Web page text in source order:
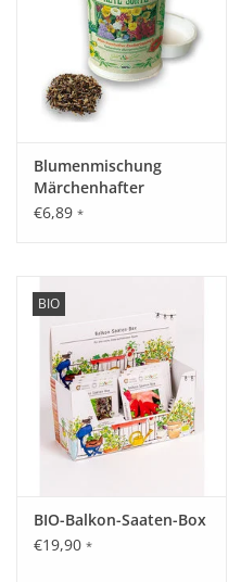
B:H:T: 168 x 209 x 25 mm
Gewicht:
115 g
Blumenmischung
Märchenhafter
Zauberteppich - Dose
€6,89 *
BIO
BIO-Balkon-Saaten-Box
€19,90 *